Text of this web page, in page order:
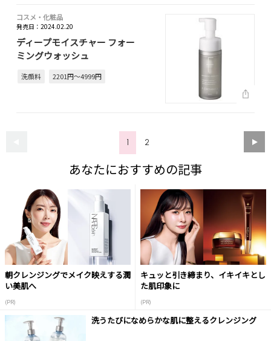
コスメ・化粧品
発売日：2024.02.20
ディープモイスチャー フォー
ミングウォッシュ
洗顔料 2201円～4999円
1 2
あなたにおすすめの記事
朝クレンジングでメイク映えする潤
い美肌へ
(PR)
キュッと引き締まり、イキイキとし
た肌印象に
(PR)
洗うたびになめらかな肌に整えるクレンジング